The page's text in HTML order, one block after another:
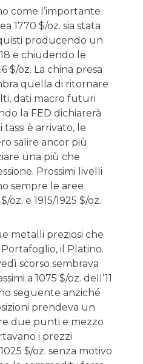
come l’importante
1770 $/oz. sia stata
producendo un
e chiudendo le
$/oz. La china presa
quella di ritornare
dati macro futuri
la FED dichiarerà
è arrivato, le
salire ancor più
una più che
Prossimi livelli
sempre le aree
oz. e 1915/1925 $/oz.
metalli preziosi che
il Platino.
scorso sembrava
a 1075 $/oz. dell’11
seguente anziché
prendeva un
due punti e mezzo
i prezzi
$/oz. senza motivo